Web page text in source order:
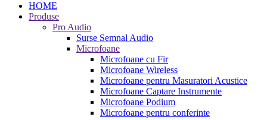
HOME
Produse
Pro Audio
Surse Semnal Audio
Microfoane
Microfoane cu Fir
Microfoane Wireless
Microfoane pentru Masuratori Acustice
Microfoane Captare Instrumente
Microfoane Podium
Microfoane pentru conferinte